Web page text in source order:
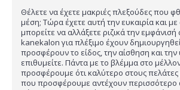
Θέλετε να έχετε μακριές πλεξούδες που
μέση; Τώρα έχετε αυτή την ευκαιρία και
μπορείτε να αλλάξετε ριζικά την εμφάνισή
kanekalon για πλέξιμο έχουν
προσφέρουν το είδος, την αίσθηση και
επιθυμείτε. Πάντα με το βλέμμα στο
προσφέρουμε ότι καλύτερο στους πελάτες
που προσφέρουμε αντέχουν περισσότερο